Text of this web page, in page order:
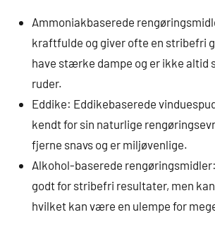
Ammoniakbaserede
kraftfulde og giver ofte en stribefri
have stærke dampe og er ikke altid
ruder.
Eddike: Eddikebaserede
kendt for sin naturlige
fjerne snavs og er miljøvenlige.
Alkohol-baserede
godt for stribefri resultater, men
hvilket kan være en ulempe for